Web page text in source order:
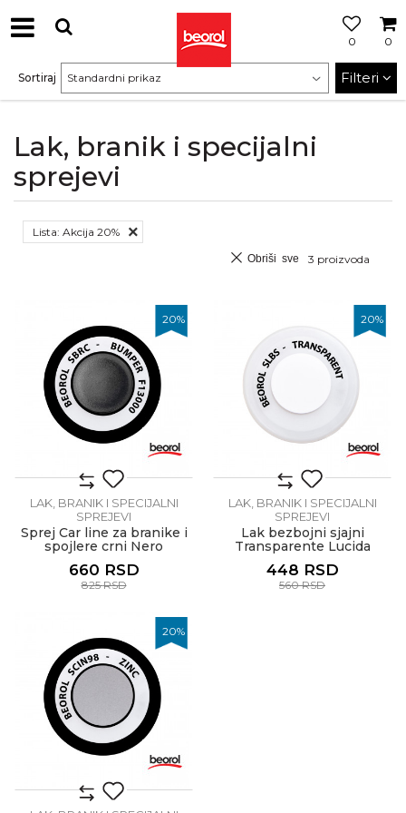
0
0
Lak, branik i specijalni
sprejevi
Sortiraj Filteri
Lista: Akcija 20%
3 proizvoda
Obriši sve
20%
LAK, BRANIK I SPECIJALNI
SPREJEVI
Sprej Car line za branike i
spojlere crni Nero
660 RSD
825RSD
20%
LAK, BRANIK I SPECIJALNI
SPREJEVI
Lak bezbojni sjajni
Transparente Lucida
448 RSD
560RSD
20%